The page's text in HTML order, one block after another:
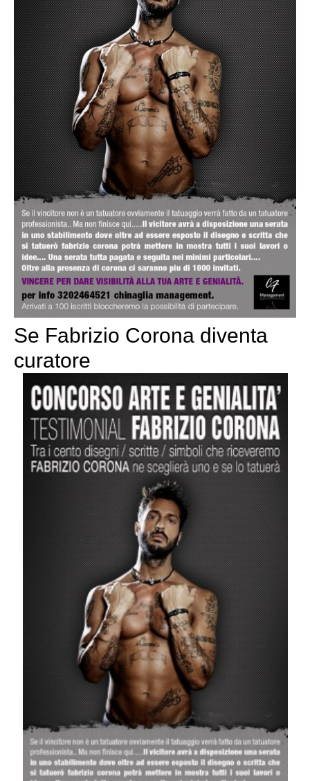
Se Fabrizio Corona diventa
curatore